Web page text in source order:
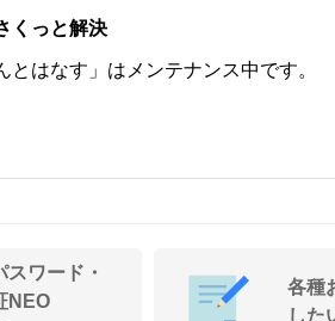
くっと解決
とはなす」はメンテナンス中です。
スワード・
NEO
各種
した